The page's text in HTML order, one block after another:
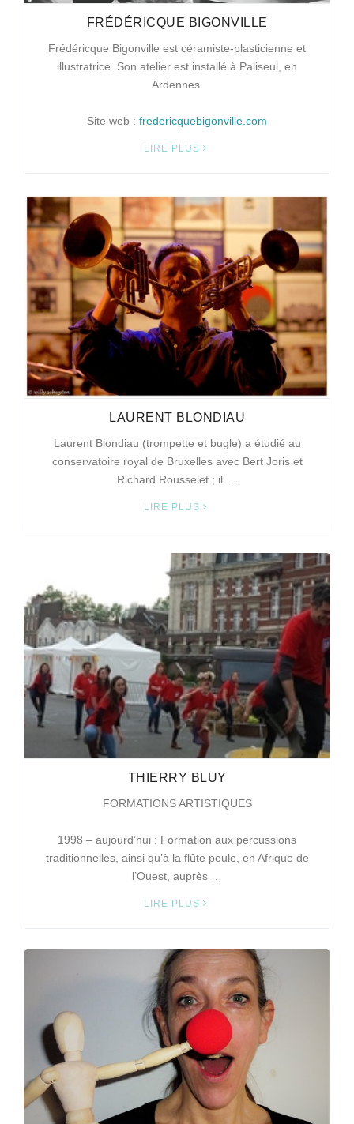
FRÉDÉRICQUE BIGONVILLE
Frédéricque Bigonville est céramiste-plasticienne et
illustratrice. Son atelier est installé à Paliseul, en
Ardennes.
Site web : fredericquebigonville.com
LIRE PLUS
LAURENT BLONDIAU
Laurent Blondiau (trompette et bugle) a étudié au
conservatoire royal de Bruxelles avec Bert Joris et
Richard Rousselet ; il …
LIRE PLUS
THIERRY BLUY
FORMATIONS ARTISTIQUES
1998 – aujourd’hui : Formation aux percussions
traditionnelles, ainsi qu’à la flûte peule, en Afrique de
l’Ouest, auprès …
LIRE PLUS